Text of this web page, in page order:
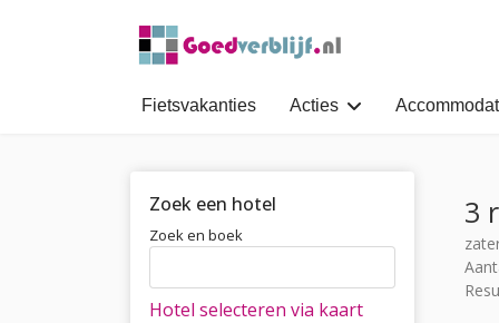
Fietsvakanties Acties
Zoek een hotel
Zoek en boek
Hotel selecteren via kaart
3